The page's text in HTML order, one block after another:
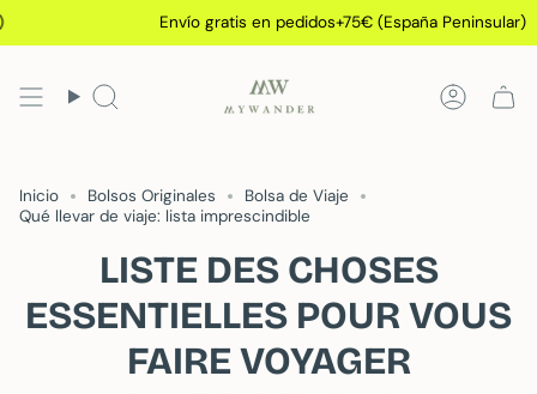
Passer
au
de
Envío gratis en pedidos+75€ (España Peninsular)
Recherche
Inicio Bolsos Originales
Bolsa de Viaje
Qué llevar de viaje: lista imprescindible
LISTE DES CHOSES
ESSENTIELLES POUR VOUS
FAIRE VOYAGER